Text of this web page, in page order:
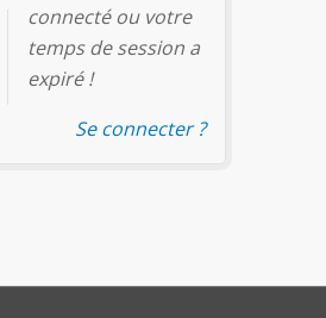
connecté ou votre
temps de session a
expiré !
Se connecter ?